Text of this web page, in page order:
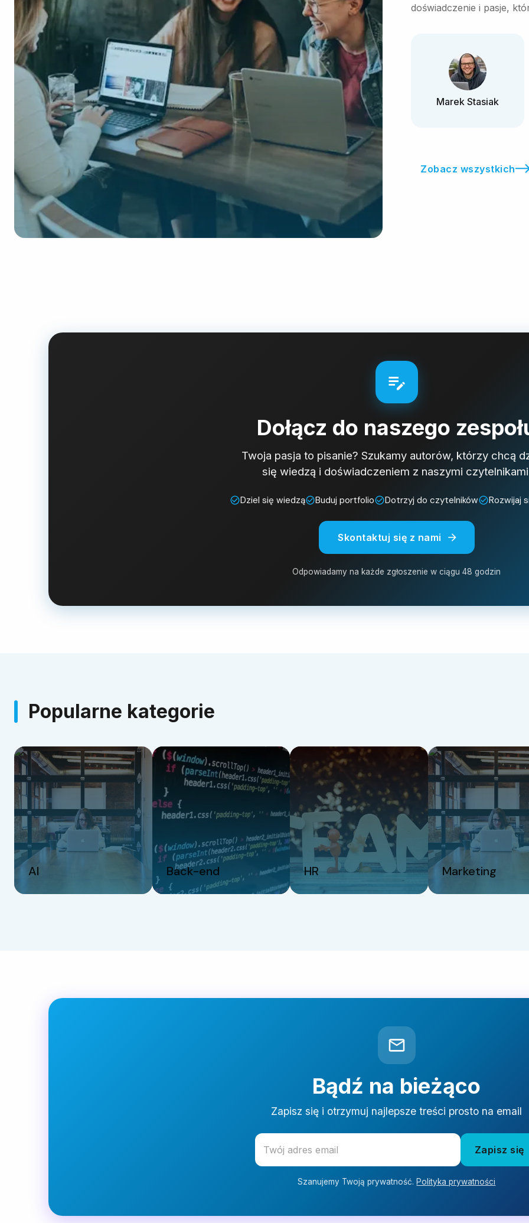
doświadczenie i pasje,
Marek Stasiak
Zobacz wszystkich
Dołącz do naszego
Twoja pasja to pisanie? Szukamy autorów, którzy chcą
się wiedzą i doświadczeniem z naszymi
Dziel się wiedzą Buduj portfolio Dotrzyj do czytelników Rozwijaj
Skontaktuj się z nami
Odpowiadamy na każde zgłoszenie w ciągu 48 godzin
Popularne kategorie
AI Back-end HR Marketing
Bądź na bieżąco
Zapisz się i otrzymuj najlepsze treści prosto na email
Zapisz się
Szanujemy Twoją prywatność. Polityka prywatności